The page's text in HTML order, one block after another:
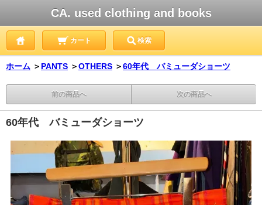
CA. used clothing and books
カート 検索
ホーム ＞ PANTS ＞OTHERS ＞60年代 バミューダショーツ
前の商品へ 次の商品へ
60年代 バミューダショーツ